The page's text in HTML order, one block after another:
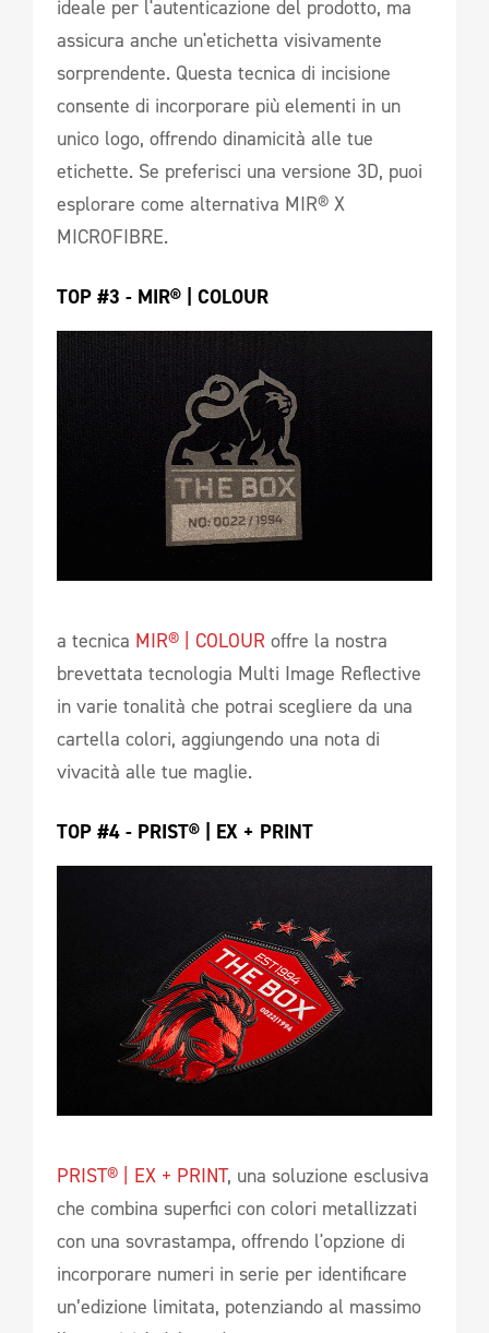
ideale per l'autenticazione del prodotto, ma
assicura anche un'etichetta visivamente
sorprendente. Questa tecnica di incisione
consente di incorporare più elementi in un
unico logo, offrendo dinamicità alle tue
etichette. Se preferisci una versione 3D, puoi
esplorare come alternativa MIR® X
MICROFIBRE.
TOP #3 - MIR® | COLOUR
a tecnica MIR® | COLOUR offre la nostra
brevettata tecnologia Multi Image Reflective
in varie tonalità che potrai scegliere da una
cartella colori, aggiungendo una nota di
vivacità alle tue maglie.
TOP #4 - PRIST® | EX + PRINT
PRIST® | EX + PRINT, una soluzione esclusiva
che combina superfici con colori metallizzati
con una sovrastampa, offrendo l'opzione di
incorporare numeri in serie per identificare
un’edizione limitata, potenziando al massimo